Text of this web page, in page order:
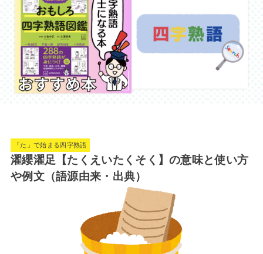
「た」で始まる四字熟語
濯纓濯足【たくえいたくそく】の意味と使い方
や例文（語源由来・出典）